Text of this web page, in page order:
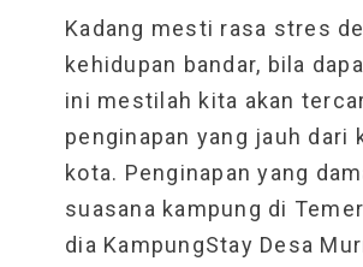
Kadang mesti rasa stres
kehidupan bandar, bila
ini mestilah kita akan
penginapan yang jauh dari
kota. Penginapan yang
suasana kampung di
dia KampungStay Desa